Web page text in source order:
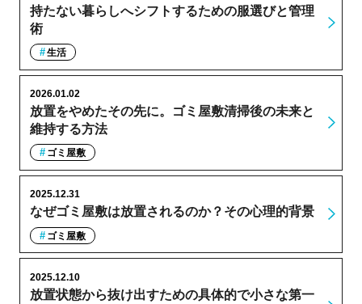
持たない暮らしへシフトするための服選びと管理
術
生活
放置をやめたその先に。ゴミ屋敷清掃後の未来と
維持する方法
2026.01.02
ゴミ屋敷
なぜゴミ屋敷は放置されるのか？その心理的背景
2025.12.31
ゴミ屋敷
放置状態から抜け出すための具体的で小さな第一
2025.12.10